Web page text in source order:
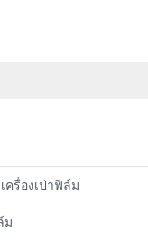
รื่องเป่าฟิล์ม
ม